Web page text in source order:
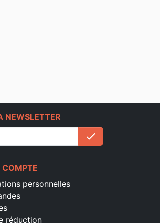
NEWSLETTER
check
COMPTE
personnelles
réduction